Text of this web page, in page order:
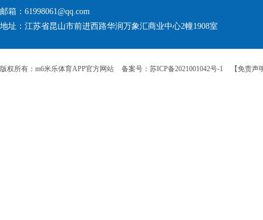
邮箱：61998061@qq.com
地址：江苏省昆山市前进西路华润万象汇商业中心2幢1908室
版权所有：m6米乐体育APP官方网站 备案号：苏ICP备2021001042号-1 【免责声